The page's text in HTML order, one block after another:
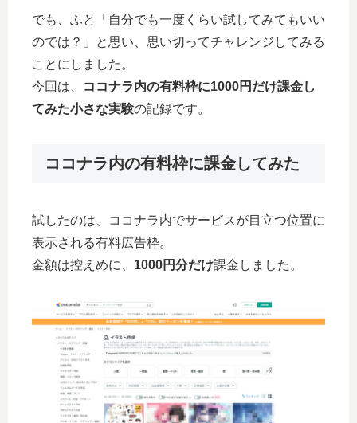
でも、ふと「自分でも一度くらい試してみてもいい
のでは？」と思い、思い切ってチャレンジしてみる
ことにしました。
今回は、
ココナラ内の有料枠に1000円だけ課金し
てみた小さな実験の記録です。
ココナラ内の有料枠に課金してみた
試したのは、ココナラ内でサービスが目立つ位置に
表示される有料広告枠。
金額は控えめに、 1000円分だけ課金しました。